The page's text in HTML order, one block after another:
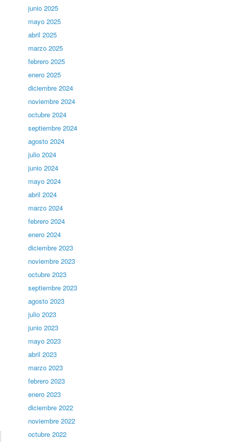
junio 2025
mayo 2025
abril 2025
marzo 2025
febrero 2025
enero 2025
diciembre 2024
noviembre 2024
octubre 2024
septiembre 2024
agosto 2024
julio 2024
junio 2024
mayo 2024
abril 2024
marzo 2024
febrero 2024
enero 2024
diciembre 2023
noviembre 2023
octubre 2023
septiembre 2023
agosto 2023
julio 2023
junio 2023
mayo 2023
abril 2023
marzo 2023
febrero 2023
enero 2023
diciembre 2022
noviembre 2022
octubre 2022